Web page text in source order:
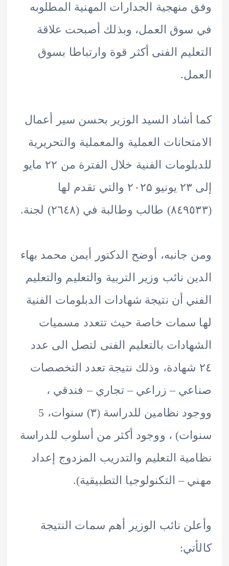
الجدارات المهنية المطلوبه
العمل، وبذلك أصبحت علاقة
الفنى أكثر قوة وارتباطا بسوق
السيد الوزير بحسن سير أعمال
العملية والمعملية والتحريرية
للدبلومات الفنية خلال الفترة من ۲۲ مايو
إلى ۲۳ يونيو ۲۰۲۵ والتي تقدم لها
أوضح الدكتور أيمن محمد بهاء
نائب وزير التربية والتعليم والتعليم
أن نتيجة شهادات الدبلومات الفنية
سمات خاصة حيث تتعدد مسميات
بالتعليم الفنى لتصل الى عدد
شهادة، وذلك نتيجة تعدد التخصصات
– زراعي – تجاري – فندقي ،
ووجود نظامين للدراسة (٣) سنوات، 5
، ووجود أكثر من أسلوب للدراسة
التعليم والتدريب المزدوج إعداد
– التكنولوجيا التطبيقية).
نائب الوزير أهم سمات النتيجة